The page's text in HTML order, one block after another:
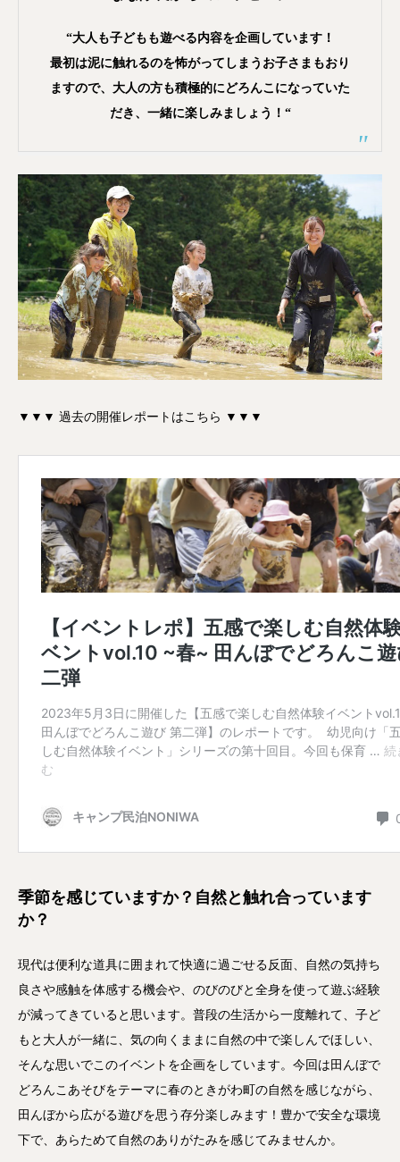
“大人も子どもも遊べる内容を企画しています！
最初は泥に触れるのを怖がってしまうお子さまもおり
ますので、大人の方も積極的にどろんこになっていた
だき、一緒に楽しみましょう！ “
▼▼▼ 過去の開催レポートはこちら ▼▼▼
季節を感じていますか？自然と触れ合っています
か？
現代は便利な道具に囲まれて快適に過ごせる反面、自然の気持ち
良さや感触を体感する機会や、のびのびと全身を使って遊ぶ経験
が減ってきていると思います。普段の生活から一度離れて、子ど
もと大人が一緒に、気の向くままに自然の中で楽しんでほしい、
そんな思いでこのイベントを企画をしています。今回は田んぼで
どろんこあそびをテーマに春のときがわ町の自然を感じながら、
田んぼから広がる遊びを思う存分楽しみます！豊かで安全な環境
下で、あらためて自然のありがたみを感じてみませんか。